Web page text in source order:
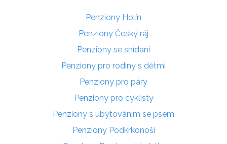
Penziony Holín
Penziony Český ráj
Penziony se snídaní
Penziony pro rodiny s dětmi
Penziony pro páry
Penziony pro cyklisty
Penziony s ubytováním se psem
Penziony Podkrkonoší